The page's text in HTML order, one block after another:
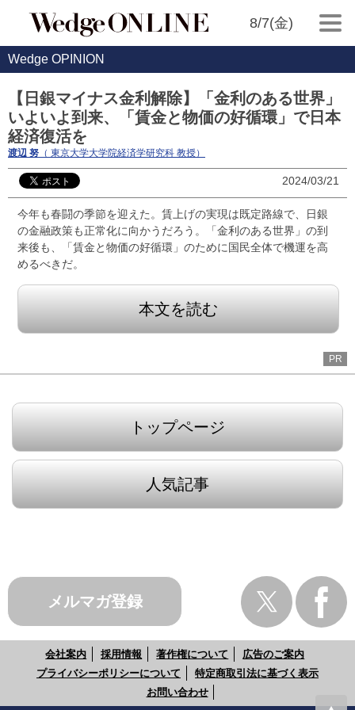
8/7(金)
Wedge OPINION
【日銀マイナス金利解除】「金利のある世界」
いよいよ到来、「賃金と物価の好循環」で日本
経済復活を
渡辺 努 （ 東京大学大学院経済学研究科 教授）
2024/03/21
今年も春闘の季節を迎えた。賃上げの実現は既定路線で、日銀
の金融政策も正常化に向かうだろう。「金利のある世界」の到
来後も、「賃金と物価の好循環」のために国民全体で機運を高
めるべきだ。
本文を読む
PR
トップページ
人気記事
メルマガ登録
会社案内 採用情報 著作権について
広告のご案内
プライバシーポリシーについて
特定商取引法に基づく表示
お問い合わせ